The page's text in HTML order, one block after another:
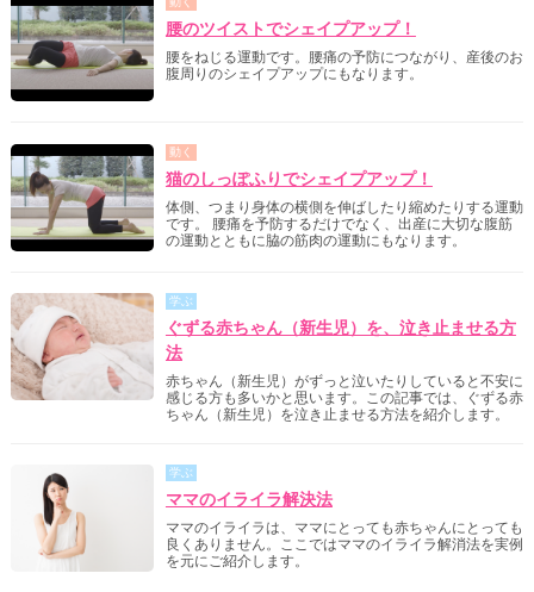
腰のツイストでシェイプアップ！
腰をねじる運動です。腰痛の予防につながり、産後のお
腹周りのシェイプアップにもなります。
動く
猫のしっぽふりでシェイプアップ！
体側、つまり身体の横側を伸ばしたり縮めたりする運動
です。 腰痛を予防するだけでなく、出産に大切な腹筋
の運動とともに脇の筋肉の運動にもなります。
学ぶ
ぐずる赤ちゃん（新生児）を、泣き止ませる方
法
赤ちゃん（新生児）がずっと泣いたりしていると不安に
感じる方も多いかと思います。この記事では、ぐずる赤
ちゃん（新生児）を泣き止ませる方法を紹介します。
学ぶ
ママのイライラ解決法
ママのイライラは、ママにとっても赤ちゃんにとっても
良くありません。ここではママのイライラ解消法を実例
を元にご紹介します。